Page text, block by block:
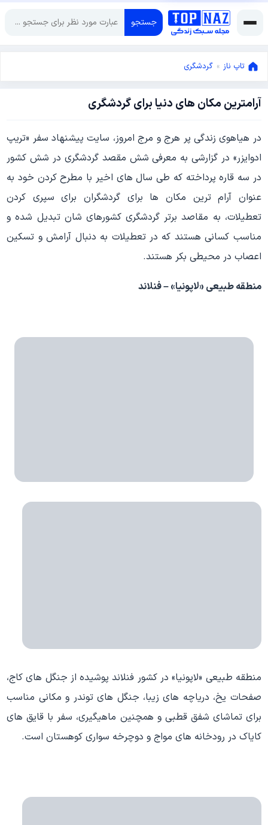
جستجو
تاپ ناز » گردشگری
آرامترین مکان های دنیا برای گردشگری
سپتامبر
2012سپتامبر
20,
2012
در هیاهوی زندگی پر هرج و مرج امروز، سایت پیشنهاد سفر «تریپ
ادوایزر» در گزارشی به معرفی شش مقصد گردشگری در شش کشور
در سه قاره پرداخته که طی سال های اخیر با مطرح کردن خود به
عنوان آرام ترین مکان ها برای گردشگران برای سپری کردن
تعطیلات، به مقاصد برتر گردشگری کشورهای شان تبدیل شده و
مناسب کسانی هستند که در تعطیلات به دنبال آرامش و تسکین
اعصاب در محیطی بکر هستند.
منطقه طبیعی «لاپونیا» – فنلاند
منطقه طبیعی «لاپونیا» در کشور فنلاند پوشیده از جنگل های کاج،
صفحات یخ، دریاچه های زیبا، جنگل های توندر و مکانی مناسب
برای تماشای شفق قطبی و همچنین ماهیگیری، سفر با قایق های
کایاک در رودخانه های مواج و دوچرخه سواری کوهستان است.